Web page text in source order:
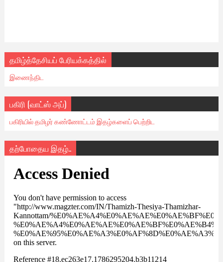
தமிழ்த்தேசியப் பேரியக்கத்தில்
இணைந்திட
பகிரி (வாட்ஸ் அப்)
பகிரியில் தமிழர் கண்ணோட்டம் இதழ்களைப் பெற்றிட
தற்போதைய இதழ்..